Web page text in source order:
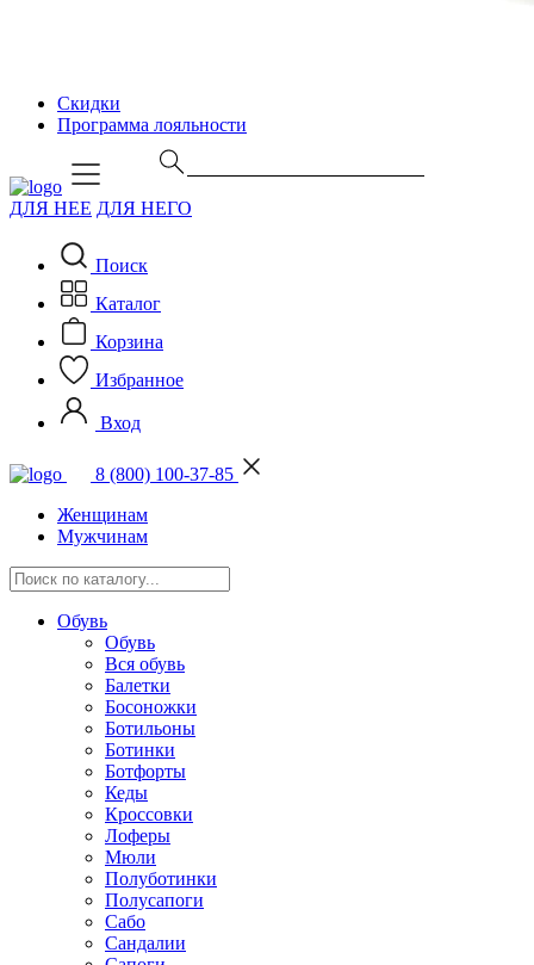
Скидки
Программа лояльности
ДЛЯ НЕЕ ДЛЯ НЕГО
Поиск
Каталог
Корзина
Избранное
Вход
8 (800) 100-37-85
Женщинам
Мужчинам
Обувь
Обувь
Вся обувь
Балетки
Босоножки
Ботильоны
Ботинки
Ботфорты
Кеды
Кроссовки
Лоферы
Мюли
Полуботинки
Полусапоги
Сабо
Сандалии